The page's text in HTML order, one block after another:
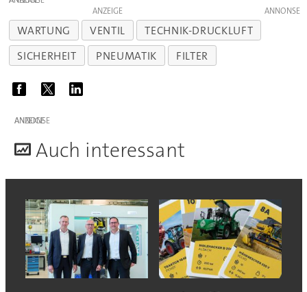
ANZEIGE
WARTUNG VENTIL
TECHNIK-DRUCKLUFT
SICHERHEIT
PNEUMATIK FILTER
ANZEIGE
Auch interessant